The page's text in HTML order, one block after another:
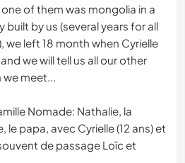
of them was mongolia in a
by us (several years for all
we left 18 month when Cyrielle
we will tell us all our other
meet...
Nomade: Nathalie, la
le papa, avec Cyrielle (12 ans) et
de passage Loïc et